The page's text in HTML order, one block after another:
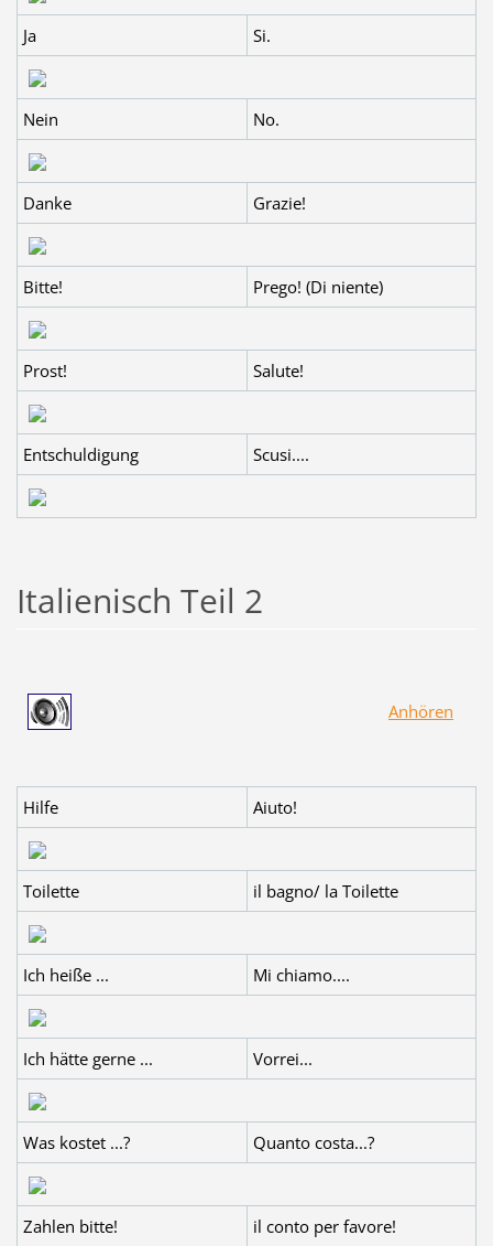
Ja Si.
Nein No.
Danke Grazie!
Bitte! Prego! (Di niente)
Prost! Salute!
Entschuldigung Scusi....
Italienisch Teil 2
Anhören
Hilfe Aiuto!
Toilette il bagno/ la Toilette
Ich heiße ... Mi chiamo....
Ich hätte gerne ... Vorrei...
Was kostet ...? Quanto costa...?
Zahlen bitte! il conto per favore!